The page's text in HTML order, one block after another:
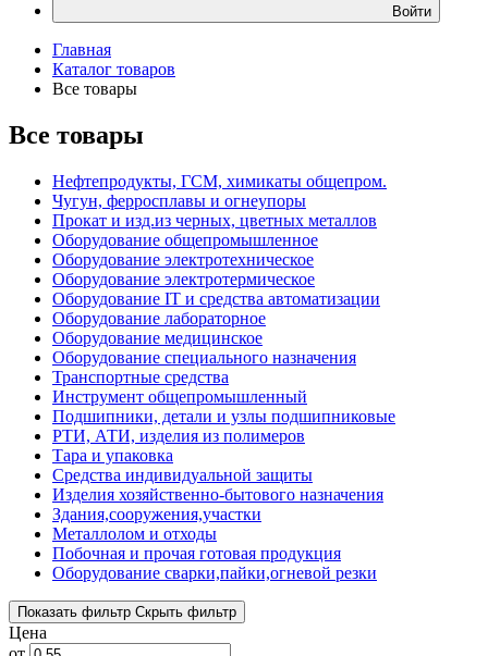
Войти
Главная
Каталог товаров
Все товары
Все товары
Нефтепродукты, ГСМ, химикаты общепром.
Чугун, ферросплавы и огнеупоры
Прокат и изд.из черных, цветных металлов
Оборудование общепромышленное
Оборудование электротехническое
Оборудование электротермическое
Оборудование IT и средства автоматизации
Оборудование лабораторное
Оборудование медицинское
Оборудование специального назначения
Транспортные средства
Инструмент общепромышленный
Подшипники, детали и узлы подшипниковые
РТИ, АТИ, изделия из полимеров
Тара и упаковка
Средства индивидуальной защиты
Изделия хозяйственно-бытового назначения
Здания,сооружения,участки
Металлолом и отходы
Побочная и прочая готовая продукция
Оборудование сварки,пайки,огневой резки
Показать фильтр Скрыть фильтр
Цена